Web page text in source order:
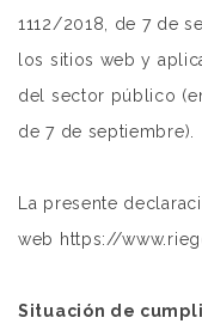
1112/2018, de 7 de
los sitios web y
del sector público
de 7 de septiembre).
La presente
web https://
Situación de